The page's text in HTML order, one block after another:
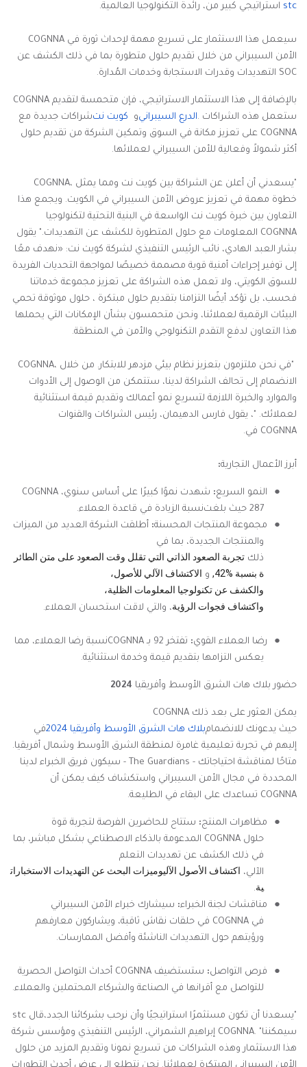
استراتيجي كبير من stc ، رائدة التكنولوجيا العالمية.
سيعمل هذا الاستثمار على تسريع مهمة لإحداث ثورة في
الأمن السيبراني من خلال تقديم حلول متطورة بما في ذلك الكشف عن
التهديدات وقدرات الاستجابة وخدمات SOC المُدارة.
بالإضافة إلى هذا الاستثمار الاستراتيجي، فإن متحمسة لتقديم
شراكات جديدة مع
كويت نت و الدرع السيبراني . ستعمل هذه الشراكات
على تعزيز مكانة COGNNA
في السوق وتمكين الشركة من تقديم حلول
أكثر شمولاً وفعالية للأمن السيبراني لعملائها.
"يسعدني أن أعلن عن الشراكة بين كويت نت و COGNNA، مما يمثل
خطوة مهمة في تعزيز عروض الأمن السيبراني في الكويت. ويجمع هذا
التعاون بين خبرة كويت نت الواسعة في البنية التحتية لتكنولوجيا
المعلومات مع حلول COGNNA
المتطورة للكشف عن التهديدات." يقول
بشار العبد الهادي، نائب الرئيس التنفيذي لشركة كويت نت: «نهدف معًا
إلى توفير إجراءات أمنية قوية مصممة خصيصًا لمواجهة التحديات الفريدة
للسوق الكويتي، ولا تعمل هذه الشراكة على تعزيز مجموعة خدماتنا
فحسب، بل تؤكد أيضًا التزامنا بتقديم حلول مبتكرة ، حلول موثوقة تحمي
البيئات الرقمية لعملائنا، ونحن متحمسون بشأن الإمكانات التي يحملها
هذا التعاون لدفع التقدم التكنولوجي والأمن في المنطقة.
"في نحن ملتزمون بتعزيز نظام بيئي مزدهر للابتكار. من خلال
الانضمام إلى تحالف الشراكة لدينا، ستتمكن من الوصول إلى الأدوات
والموارد والخبرة اللازمة لتسريع نمو أعمالك وتقديم قيمة استثنائية
لعملائك. "، يقول فارس الدهيمان، رئيس الشراكات والقنوات
في COGNNA.
أبرز الأعمال التجارية:
● النمو السريع: شهدت نموًا كبيرًا على أساس سنوي،
حيث بلغت 287 نسبة الزيادة في قاعدة العملاء.
●
مجموعة المنتجات المحسنة: أطلقت الشركة العديد من الميزات
والمنتجات الجديدة، بما في
ذلك تجربة الصعود الذاتي التي تقلل وقت الصعود على متن الطائر
ة بنسبة و الاكتشاف الآلي للأصول،
والكشف عن تكنولوجيا المعلومات الظلية،
واكتشاف فجوات الرؤية، والتي لاقت استحسان العملاء.
● رضا العملاء القوي: تفتخر بـ 92
نسبة رضا العملاء، مما
يعكس التزامها بتقديم قيمة وخدمة استثنائية.
حضور بلاك هات الشرق الأوسط وأفريقيا
يمكن العثور على بعد ذلك
في
بلاك هات الشرق الأوسط وأفريقيا
حيث يدعونك للانضمام
إليهم في تجربة تعليمية غامرة لمنطقة الشرق الأوسط وشمال أفريقيا.
سيكون فريق الخبراء لدينا - The Guardians - متاحًا لمناقشة احتياجاتك
المحددة في مجال الأمن السيبراني واستكشاف كيف يمكن أن
تساعدك COGNNA على البقاء في الطليعة.
● مظاهرات المنتج: ستتاح للحاضرين الفرصة لتجربة قوة
حلول
المدعومة بالذكاء الاصطناعي بشكل مباشر، بما
في ذلك الكشف عن تهديدات التعلم
الآلي، اكتشاف الأصول الآليوميزات البحث عن التهديدات الاستخبارات
ية.
●
مناقشات لجنة الخبراء: سيشارك خبراء الأمن السيبراني
في
في حلقات نقاش ثاقبة، ويشاركون معارفهم
ورؤيتهم حول التهديدات الناشئة وأفضل الممارسات.
● فرص التواصل: ستستضيف
أحداث التواصل الحصرية
للتواصل مع أقرانها في الصناعة والشركاء المحتملين والعملاء.
"يسعدنا أن تكون مستثمرًا استراتيجيًا وأن نرحب بشركائنا الجدد،قال
إبراهيم الشمراني، الرئيس التنفيذي ومؤسس شركة COGNNA. "سيمكننا
هذا الاستثمار وهذه الشراكات من تسريع نمونا وتقديم المزيد من حلول